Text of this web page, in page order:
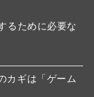
るために必要な
カギは「ゲーム